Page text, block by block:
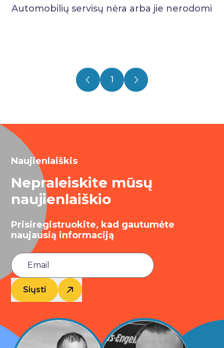
Automobilių servisų nėra arba jie nerodomi
1
Naujienlaiškis
Nepraleiskite mūsų
naujienlaiškio
Prisiregistruokite, kad gautumėte
naujausią informaciją
Siųsti